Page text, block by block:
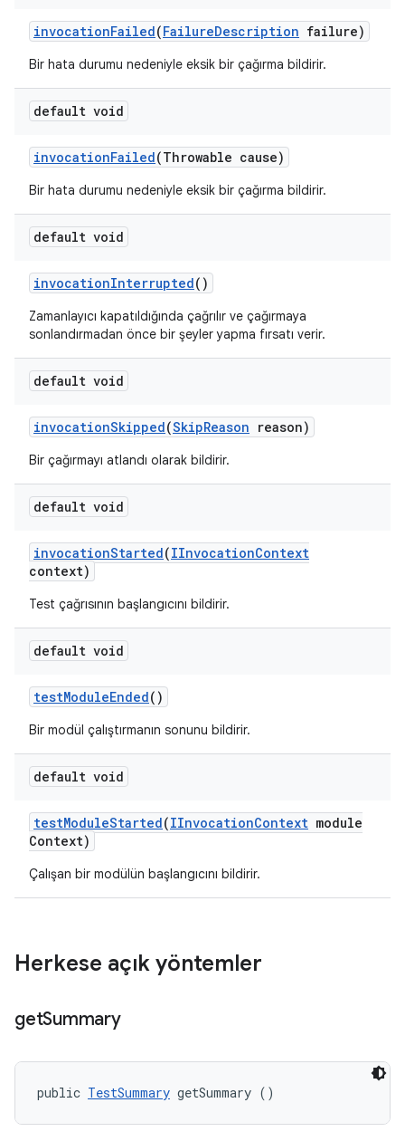
invocationFailed(FailureDescription failure)
Bir hata durumu nedeniyle eksik bir çağırma bildirir.
default void
invocationFailed(Throwable cause)
Bir hata durumu nedeniyle eksik bir çağırma bildirir.
default void
invocationInterrupted()
Zamanlayıcı kapatıldığında çağrılır ve çağırmaya
sonlandırmadan önce bir şeyler yapma fırsatı verir.
default void
invocationSkipped(SkipReason reason)
Bir çağırmayı atlandı olarak bildirir.
default void
invocationStarted(IInvocationContext
context)
Test çağrısının başlangıcını bildirir.
default void
testModuleEnded()
Bir modül çalıştırmanın sonunu bildirir.
default void
testModuleStarted(IInvocationContext module
Context)
Çalışan bir modülün başlangıcını bildirir.
Herkese açık yöntemler
getSummary
public TestSummary getSummary ()